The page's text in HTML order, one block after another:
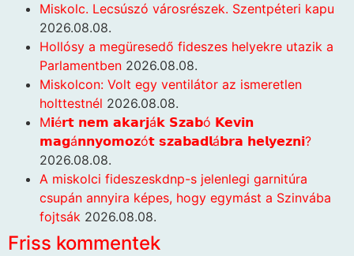
Miskolc. Lecsúszó városrészek. Szentpéteri kapu
2026.08.08.
Hollósy a megüresedő fideszes helyekre utazik a
Parlamentben 2026.08.08.
Miskolcon: Volt egy ventilátor az ismeretlen
holttestnél 2026.08.08.
M𝗶é𝗿𝘁 𝗻𝗲𝗺 𝗮𝗸𝗮𝗿𝗷á𝗸 𝗦𝘇𝗮𝗯ó 𝗞𝗲𝘃𝗶𝗻
𝗺𝗮𝗴á𝗻𝗻𝘆𝗼𝗺𝗼𝘇ó𝘁 𝘀𝘇𝗮𝗯𝗮𝗱𝗹á𝗯𝗿𝗮 𝗵𝗲𝗹𝘆𝗲𝘇𝗻𝗶?
2026.08.08.
A miskolci fideszeskdnp-s jelenlegi garnitúra
csupán annyira képes, hogy egymást a Szinvába
fojtsák 2026.08.08.
Friss kommentek